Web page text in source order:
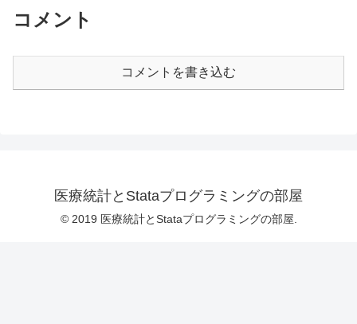
コメント
コメントを書き込む
医療統計とStataプログラミングの部屋
© 2019 医療統計とStataプログラミングの部屋.